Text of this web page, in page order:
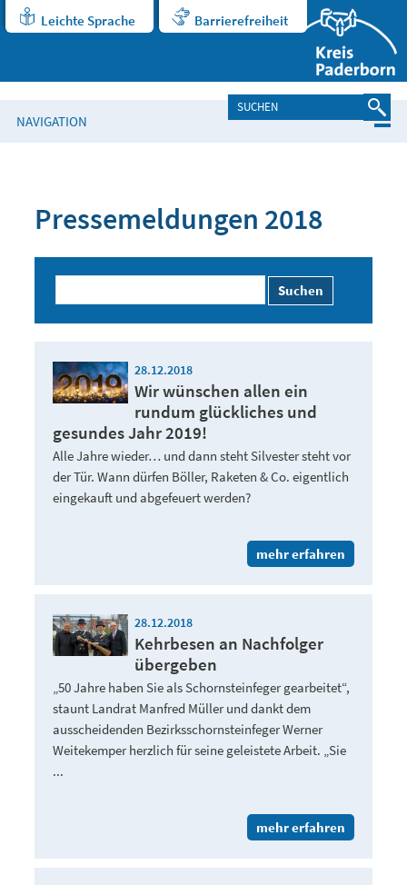
Leichte Sprache Barrierefreiheit
NAVIGATION
Pressemeldungen 2018
Suchen
28.12.2018
Wir wünschen allen ein
rundum glückliches und
gesundes Jahr 2019!
Alle Jahre wieder… und dann steht Silvester steht vor
der Tür. Wann dürfen Böller, Raketen & Co. eigentlich
eingekauft und abgefeuert werden?
mehr erfahren
28.12.2018
Kehrbesen an Nachfolger
übergeben
„50 Jahre haben Sie als Schornsteinfeger gearbeitet“,
staunt Landrat Manfred Müller und dankt dem
ausscheidenden Bezirksschornsteinfeger Werner
Weitekemper herzlich für seine geleistete Arbeit. „Sie
...
mehr erfahren